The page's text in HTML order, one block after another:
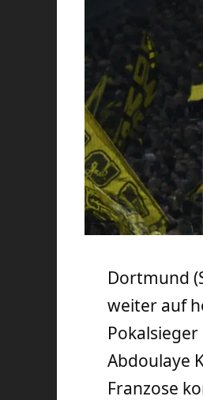
Dortmund
weiter auf
Abdoulaye
Franzose